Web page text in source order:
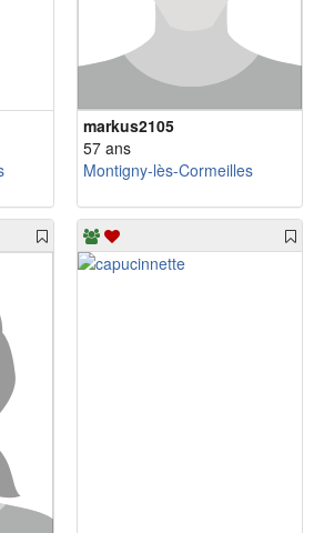
markus2105
57 ans
Montigny-lès-Cormeilles